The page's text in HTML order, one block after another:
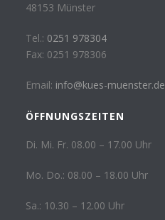
48153 Münster
Tel.: 0251 978304
Fax: 0251 978306
Email: info@kues-muenster.de
ÖFFNUNGSZEITEN
Di. Mi. Fr. 08.00 – 17.00 Uhr
Mo. Do.: 08.00 – 18.00 Uhr
Sa.: 10.30 – 12.00 Uhr